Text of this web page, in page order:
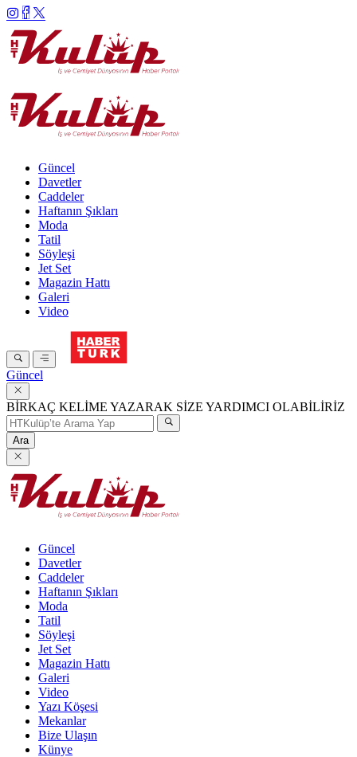
Güncel
Davetler
Caddeler
Haftanın Şıkları
Moda
Tatil
Söyleşi
Jet Set
Magazin Hattı
Galeri
Video
Güncel
BİRKAÇ KELİME YAZARAK SİZE YARDIMCI OLABİLİRİZ
Ara
Güncel
Davetler
Caddeler
Haftanın Şıkları
Moda
Tatil
Söyleşi
Jet Set
Magazin Hattı
Galeri
Video
Yazı Köşesi
Mekanlar
Bize Ulaşın
Künye